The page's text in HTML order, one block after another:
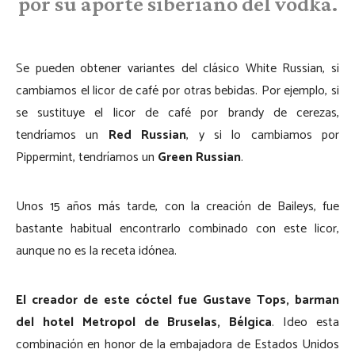
Se pueden obtener variantes del clásico White Russian, si
cambiamos el licor de café por otras bebidas. Por ejemplo, si
se sustituye el licor de café por brandy de cerezas,
tendríamos un Red Russian, y si lo cambiamos por
Pippermint, tendríamos un Green Russian.
Unos 15 años más tarde, con la creación de Baileys, fue
bastante habitual encontrarlo combinado con este licor,
aunque no es la receta idónea.
El creador de este cóctel fue Gustave Tops, barman
del hotel Metropol de Bruselas, Bélgica. Ideo esta
combinación en honor de la embajadora de Estados Unidos